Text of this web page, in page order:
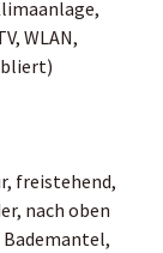
WLAN,
freistehend,
nach oben
Bademantel,